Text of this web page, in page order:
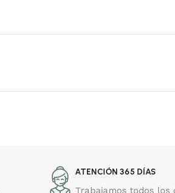
ATENCIÓN 365 DÍAS
Trabajamos todos los